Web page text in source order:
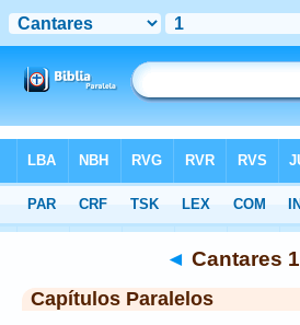
> Cantares 1
◄ Cantares 1
Capítulos Paralelos